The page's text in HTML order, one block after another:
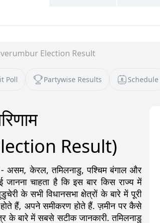
Election Result
Poll Partywise Results Schedule
Result)
केरल, तमिलनाडु, पश्चिम बंगाल और
जानना चाहता है कि इस बार किस राज्य में
के सभी विधानसभा क्षेत्रों के बारे में पूरी
हैं, अपने समीकरण होते हैं. ज़मीन पर कैसे
के बारे में सबसे सटीक जानकारी. तमिलनाडु